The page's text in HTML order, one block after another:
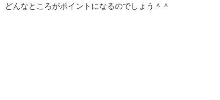
どんなところがポイントになるのでしょう＾＾